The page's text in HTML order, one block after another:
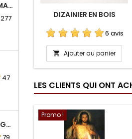
HUILE DU BON SAMARITAIN
277
47
CHAPELET D'ÉVANGÉLISATION
79
DIZAINIER EN BOIS
6 avis
 Ajouter au panier
LES CLIENTS QUI ONT
Promo !